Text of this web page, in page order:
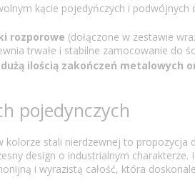
kącie pojedyńczych i podwójnych
rozporowe (dołączone w zestawie
trwałe i stabilne zamocowanie do
dużą ilością zakończeń metalowych
pojedynczych
kolorze stali nierdzewnej to propozycja
design o industrialnym charakterze.
i wyrazistą całość, która